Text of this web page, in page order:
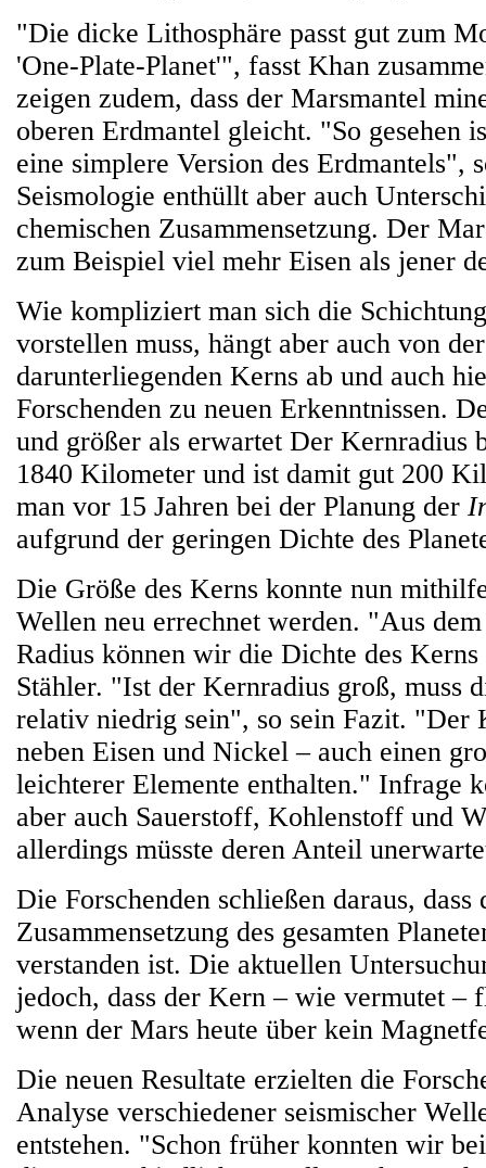
"Die dicke Lithosphäre passt gut zum
'One-Plate-Planet'", fasst Khan
zeigen zudem, dass der Marsmantel
oberen Erdmantel gleicht. "So gesehen
eine simplere Version des Erdmantels",
Seismologie enthüllt aber auch
chemischen Zusammensetzung. Der
zum Beispiel viel mehr Eisen als jener
Wie kompliziert man sich die
vorstellen muss, hängt aber auch von
darunterliegenden Kerns ab und auch
Forschenden zu neuen Erkenntnissen.
und größer als erwartet Der Kernradius
1840 Kilometer und ist damit gut 200
man vor 15 Jahren bei der Planung der
aufgrund der geringen Dichte des
Die Größe des Kerns konnte nun
Wellen neu errechnet werden. "Aus
Radius können wir die Dichte des
Stähler. "Ist der Kernradius groß, muss
relativ niedrig sein", so sein Fazit. "Der
neben Eisen und Nickel – auch einen
leichterer Elemente enthalten." Infrage
aber auch Sauerstoff, Kohlenstoff und
allerdings müsste deren Anteil
Die Forschenden schließen daraus, dass
Zusammensetzung des gesamten
verstanden ist. Die aktuellen
jedoch, dass der Kern – wie vermutet –
wenn der Mars heute über kein
Die neuen Resultate erzielten die
Analyse verschiedener seismischer
entstehen. "Schon früher konnten wir